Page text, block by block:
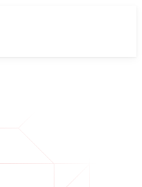
sicher und
Bereiten Sie sich auf